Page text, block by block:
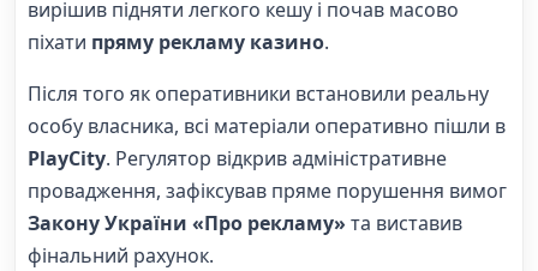
вирішив підняти легкого кешу і почав масово
піхати пряму рекламу казино.
Після того як оперативники встановили реальну
особу власника, всі матеріали оперативно пішли в
PlayCity. Регулятор відкрив адміністративне
провадження, зафіксував пряме порушення вимог
Закону України «Про рекламу» та виставив
фінальний рахунок.